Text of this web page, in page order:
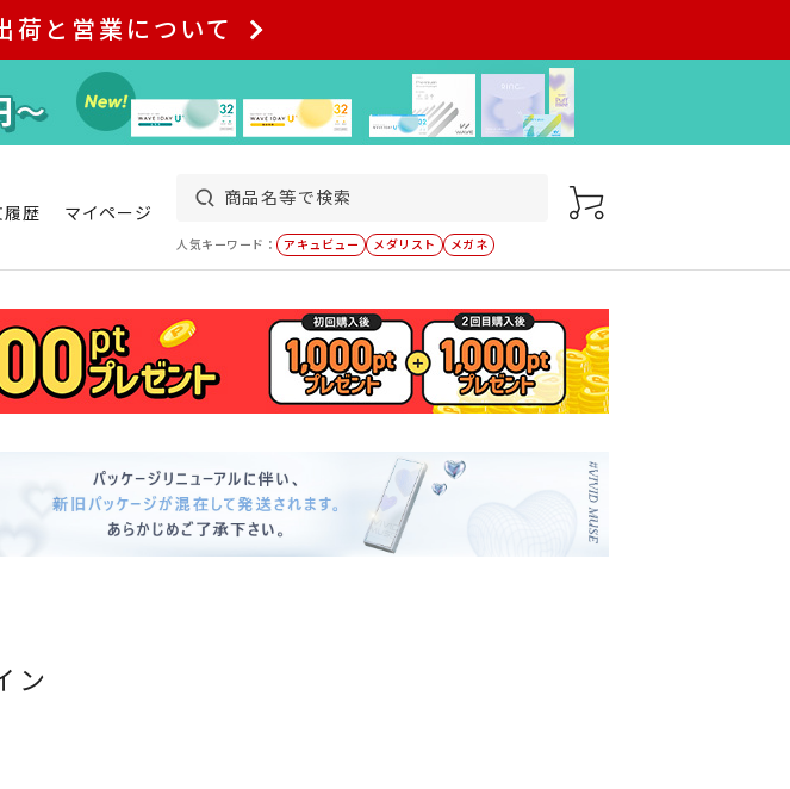
荷と営業について
履歴 マイページ
人気キーワード： アキュビュー メダリスト メガネ
ン